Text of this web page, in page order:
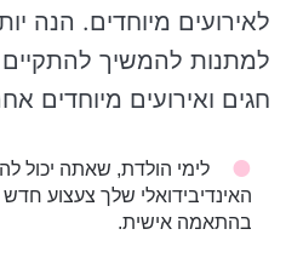
לאירועים מיוחדים. הנה
למתנות להמשיך
חגים ואירועים מיוחדים
לימי הולדת, שאתה יכול
האינדיבידואלי שלך צעצוע
בהתאמה אישית.